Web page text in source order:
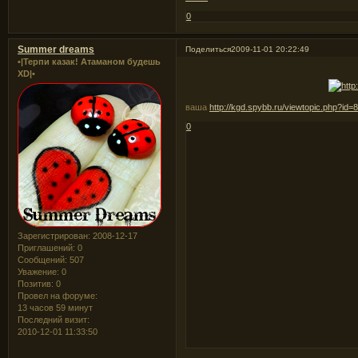
0
Поделиться2009-11-01 20:22:49
Summer dreams
•|Терпи казак! Атаманом будешь
XD|•
Зарегистрирован: 2008-12-17
Приглашений: 0
Сообщений: 507
Уважение: 0
Позитив: 0
Провел на форуме:
13 часов 59 минут
Последний визит:
2010-12-01 11:33:50
вашаhttp://kgd.spybb.ru/
0